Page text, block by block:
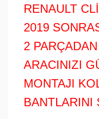
RENAULT
2019
2
ARACINIZI
MONTAJI
BANTLARINI